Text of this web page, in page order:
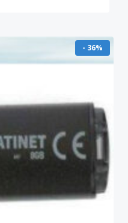
- 36%